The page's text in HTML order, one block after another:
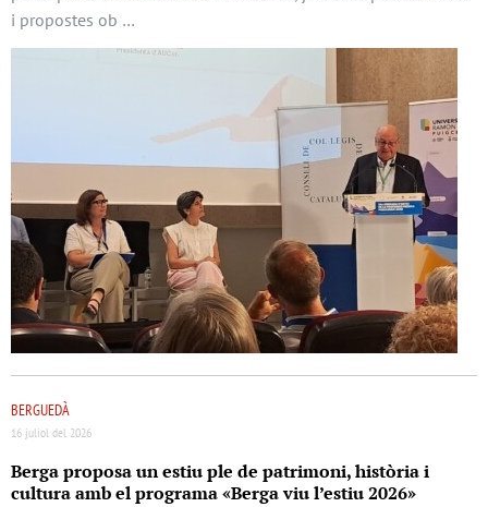
i propostes ob …
BERGUEDÀ
16 juliol del 2026
Berga proposa un estiu ple de patrimoni, història i
cultura amb el programa «Berga viu l’estiu 2026»